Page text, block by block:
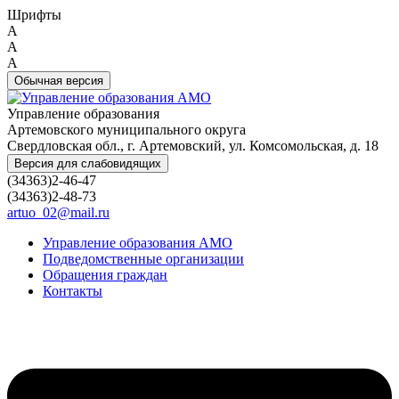
Шрифты
A
A
A
Обычная версия
Управление образования
Артемовского муниципального округа
Свердловская обл., г. Артемовский, ул. Комсомольская, д. 18
Версия для слабовидящих
(34363)2-46-47
(34363)2-48-73
artuo_02@mail.ru
Управление образования АМО
Подведомственные организации
Обращения граждан
Контакты